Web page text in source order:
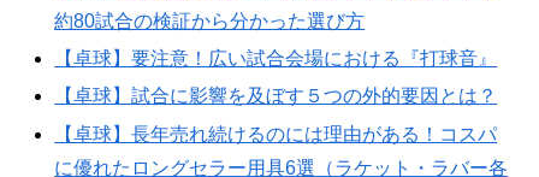
約80試合の検証から分かった選び方
【卓球】要注意！広い試合会場における『打球音』
【卓球】試合に影響を及ぼす５つの外的要因とは？
【卓球】長年売れ続けるのには理由がある！コスパ
に優れたロングセラー用具6選（ラケット・ラバー各